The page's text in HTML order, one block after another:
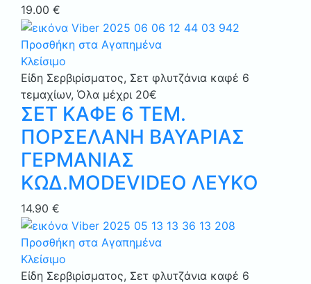
19.00 €
Προσθήκη στα Αγαπημένα
Κλείσιμο
Είδη Σερβιρίσματος, Σετ φλυτζάνια καφέ 6
τεμαχίων, Όλα μέχρι 20€
ΣΕΤ ΚΑΦΕ 6 ΤΕΜ.
ΠΟΡΣΕΛΑΝΗ ΒΑΥΑΡΙΑΣ
ΓΕΡΜΑΝΙΑΣ
ΚΩΔ.MODEVIDEO ΛΕΥΚΟ
14.90 €
Προσθήκη στα Αγαπημένα
Κλείσιμο
Είδη Σερβιρίσματος, Σετ φλυτζάνια καφέ 6